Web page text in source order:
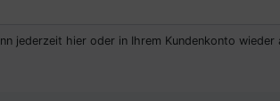
jederzeit hier oder in Ihrem Kundenkonto wieder